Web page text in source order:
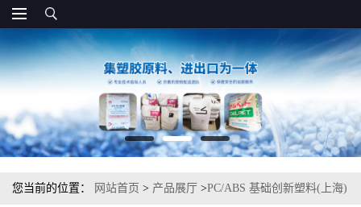
您当前的位置： 网站首页 > 产品展厅 >PC/ABS 基础创新塑料(上海)